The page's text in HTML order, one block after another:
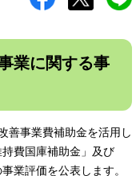
業に関する事
善事業費補助金を活用し
費国庫補助金」及び
業評価を公表します。